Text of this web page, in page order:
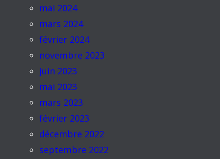
mai 2024
mars 2024
février 2024
novembre 2023
juin 2023
mai 2023
mars 2023
février 2023
décembre 2022
septembre 2022